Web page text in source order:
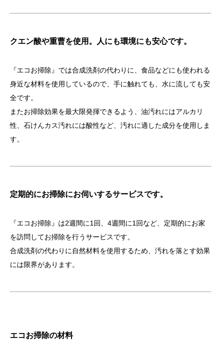
クエン酸や重曹を使用。人にも環境にも安心です。
『エコお掃除』では合成洗剤の代わりに、食品などにも使われる
身近な材料を使用しているので、手に触れても、水に流しても安
全です。
またお掃除効果を最大限発揮できるよう、油汚れにはアルカリ
性、石けんカス汚れには酸性など、汚れに適した成分を使用しま
す。
定期的にお掃除にお伺いするサービスです。
『エコお掃除』は2週間に1回、4週間に1回など、定期的にお家
を訪問してお掃除を行うサービスです。
合成洗剤の代わりに自然材料を使用するため、汚れを落とす効果
には限界があります。
エコお掃除の材料